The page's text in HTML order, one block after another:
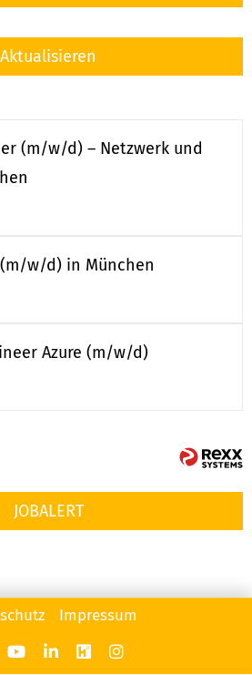
Aktualisieren
(m/w/d) – Netzwerk und
w/d) in München
Azure (m/w/d)
JOBALERT
Impressum